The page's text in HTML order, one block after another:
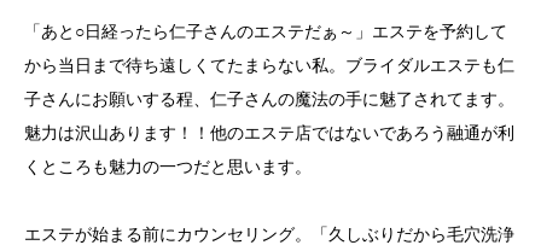
「あと○日経ったら仁子さんのエステだぁ～」エステを予約して
から当日まで待ち遠しくてたまらない私。ブライダルエステも仁
子さんにお願いする程、仁子さんの魔法の手に魅了されてます。
魅力は沢山あります！！他のエステ店ではないであろう融通が利
くところも魅力の一つだと思います。
エステが始まる前にカウンセリング。「久しぶりだから毛穴洗浄